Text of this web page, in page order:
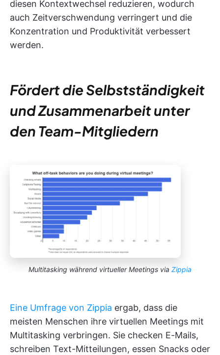
diesen Kontextwechsel reduzieren, wodurch
auch Zeitverschwendung verringert und die
Konzentration und Produktivität verbessert
werden.
Fördert die Selbstständigkeit
und Zusammenarbeit unter
den Team-Mitgliedern
Multitasking während virtueller Meetings via Zippia
Eine Umfrage von Zippia ergab, dass die
meisten Menschen ihre virtuellen Meetings mit
Multitasking verbringen. Sie checken E-Mails,
schreiben Text-Mitteilungen, essen Snacks oder